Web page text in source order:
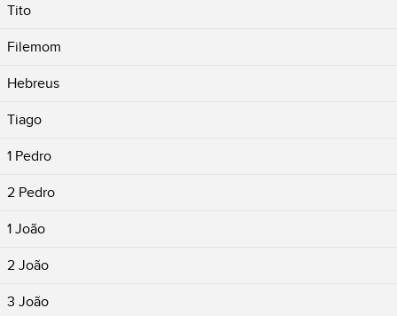
Tito
Filemom
Hebreus
Tiago
1 Pedro
2 Pedro
1 João
2 João
3 João